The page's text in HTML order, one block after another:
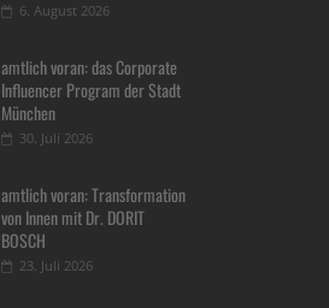
6. August 2026
amtlich voran: das Corporate
Influencer Program der Stadt
München
30. Juli 2026
amtlich voran: Transformation
von Innen mit Dr. DORIT
BOSCH
23. Juli 2026